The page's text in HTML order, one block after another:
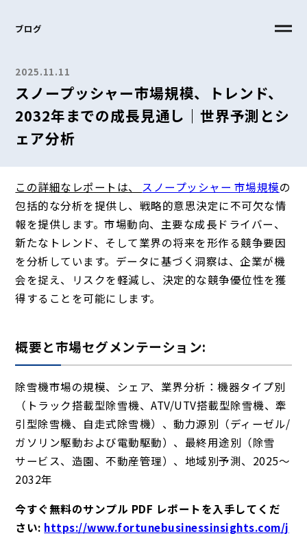
ブログ
2025.11.11
スノープッシャー市場規模、トレンド、
2032年までの成長見通し｜世界予測とシ
ェア分析
この詳細なレポートは、 スノープッシャー 市場規模の
包括的な分析を提供し、戦略的意思決定に不可欠な情
報を提供します。市場動向、主要な成長ドライバー、
新たなトレンド、そして業界の将来を形作る競争要因
を分析しています。データに基づく洞察は、企業が機
会を捉え、リスクを軽減し、決定的な競争優位性を獲
得することを可能にします。
概要と市場セグメンテーション:
除雪機市場の規模、シェア、業界分析：機器タイプ別
（トラック搭載型除雪機、ATV/UTV搭載型除雪機、牽
引型除雪機、自走式除雪機）、動力源別（ディーゼル/
ガソリン駆動および電動駆動）、最終用途別（除雪
サービス、造園、不動産管理）、地域別予測、2025～
2032年
今すぐ無料のサンプル PDF レポートを入手してくだ
さい: https://www.fortunebusinessinsights.com/j